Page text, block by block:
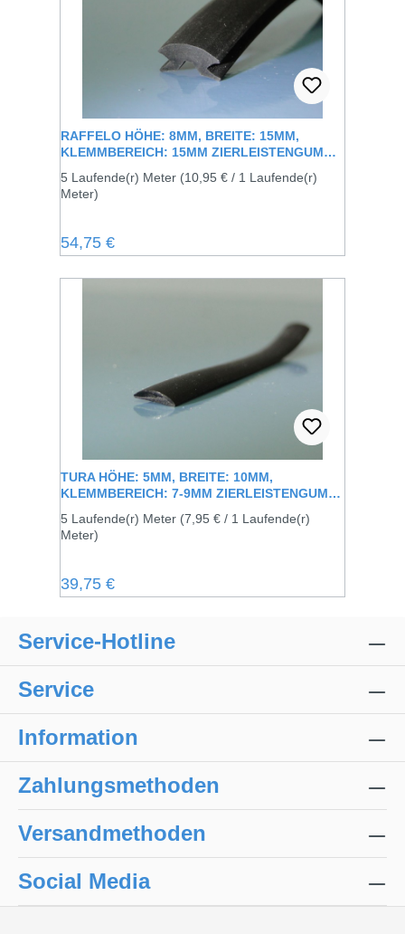
RAFFELO HÖHE: 8MM, BREITE: 15MM,
KLEMMBEREICH: 15MM ZIERLEISTENGUMMI
METALLSCHIENE
5 Laufende(r) Meter (10,95 € / 1 Laufende(r)
Meter)
Regulärer Preis:
54,75 €
TURA HÖHE: 5MM, BREITE: 10MM,
KLEMMBEREICH: 7-9MM ZIERLEISTENGUMMI
METALLSCHIENE
5 Laufende(r) Meter (7,95 € / 1 Laufende(r)
Meter)
Regulärer Preis:
39,75 €
Service-Hotline
Service
Information
Zahlungsmethoden
Versandmethoden
Social Media